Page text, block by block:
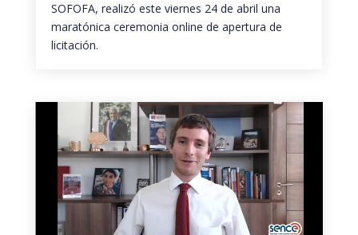
SOFOFA, realizó este viernes 24 de abril una
maratónica ceremonia online de apertura de
licitación.